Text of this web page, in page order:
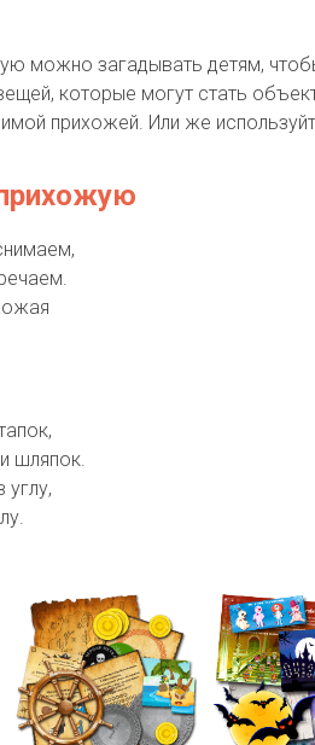
можно загадывать детям,
которые могут стать
прихожей. Или же
шляпок.